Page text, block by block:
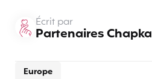
Europe
Écrit par
Partenaires Chapka